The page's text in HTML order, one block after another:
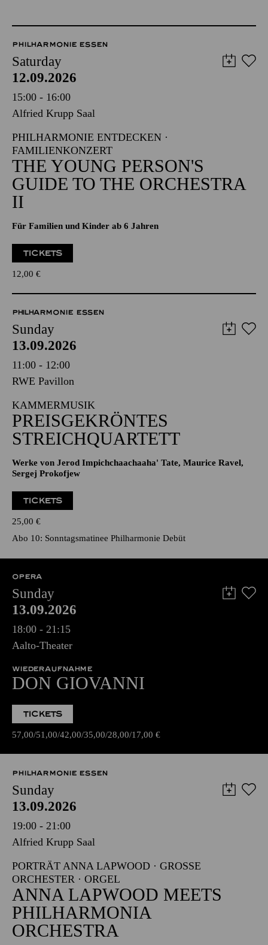
PHILHARMONIE ESSEN
Saturday
12.09.2026
15:00 - 16:00
Alfried Krupp Saal
PHILHARMONIE ENTDECKEN ·
FAMILIENKONZERT
THE YOUNG PERSON'S
GUIDE TO THE ORCHESTRA
II
Für Familien und Kinder ab 6 Jahren
TICKETS
12,00 €
PHILHARMONIE ESSEN
Sunday
13.09.2026
11:00 - 12:00
RWE Pavillon
KAMMERMUSIK
PREISGEKRÖNTES
STREICHQUARTETT
Werke von Jerod Impichchaachaaha' Tate, Maurice Ravel,
Sergej Prokofjew
TICKETS
25,00 €
Abo 10: Sonntagsmatinee Philharmonie Debüt
OPERA
Sunday
13.09.2026
18:00 - 21:15
Aalto-Theater
WIEDERAUFNAHME
DON GIOVANNI
TICKETS
57,00 51,00 42,00 35,00 28,00 17,00 €
PHILHARMONIE ESSEN
Sunday
13.09.2026
19:00 - 21:00
Alfried Krupp Saal
PORTRÄT ANNA LAPWOOD · GROSSE O
RCHESTER · ORGEL
ANNA LAPWOOD MEETS
PHILHARMONIA
ORCHESTRA